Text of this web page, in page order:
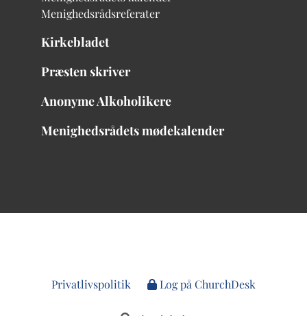
Menighedsrådsreferater
Kirkebladet
Præsten skriver
Anonyme Alkoholikere
Menighedsrådets mødekalender
Privatlivspolitik Log på ChurchDesk